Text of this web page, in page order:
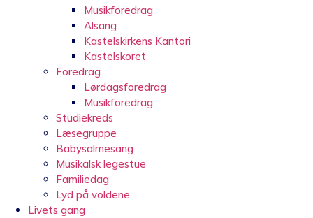
Musikforedrag
Alsang
Kastelskirkens Kantori
Kastelskoret
Foredrag
Lørdagsforedrag
Musikforedrag
Studiekreds
Læsegruppe
Babysalmesang
Musikalsk legestue
Familiedag
Lyd på voldene
Livets gang